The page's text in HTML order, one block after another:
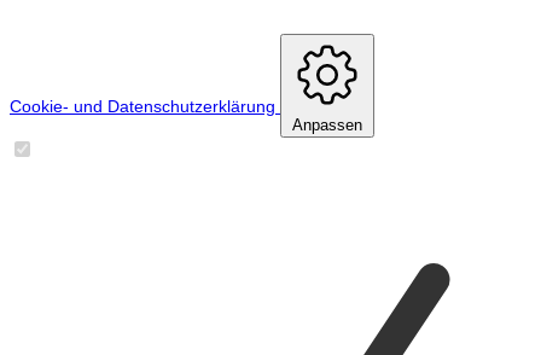
Cookie- und Datenschutzerklärung
Anpassen